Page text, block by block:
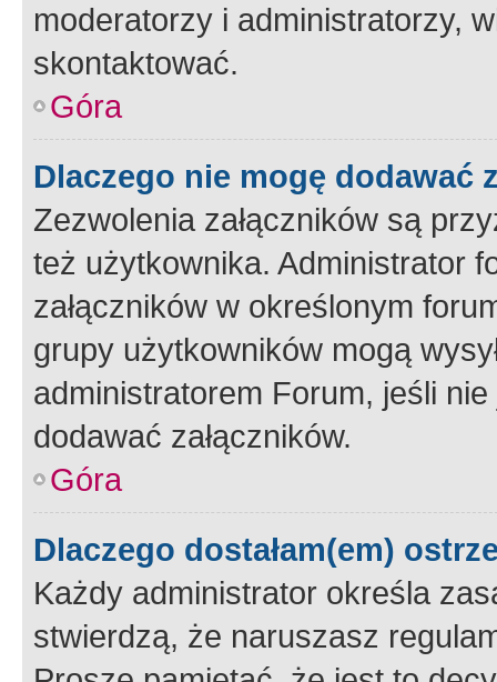
moderatorzy i administratorzy,
skontaktować.
Góra
Dlaczego nie mogę dodawać
Zezwolenia załączników są
też użytkownika. Administrator
załączników w określonym
grupy użytkowników mogą
administratorem Forum, jeśli
dodawać załączników.
Góra
Dlaczego dostałam(em)
Każdy administrator określa
stwierdzą, że naruszasz